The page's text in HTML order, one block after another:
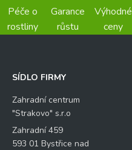
Péče o
rostliny
Garance
růstu
Výhodné
ceny
SÍDLO FIRMY
Zahradní centrum
"Strakovo" s.r.o
Zahradní 459
593 01 Bystřice nad